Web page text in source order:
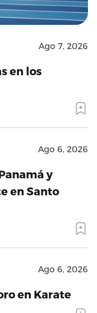
Ago 7, 2026
en los
Ago 6, 2026
y
en Santo
Ago 6, 2026
en Karate